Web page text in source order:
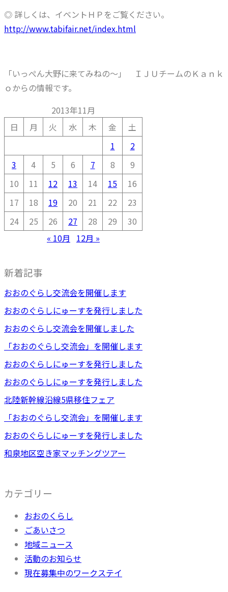
◎ 詳しくは、イベントＨＰをご覧ください。
http://www.tabifair.net/index.html
「いっぺん大野に来てみねの～」 ＩＪＵチームのＫａｎｋ
ｏからの情報です。
2013年11月
日
月 火 水 木 金
土
1
2
3
4 5 6 7 8
9
10
11 12 13 14 15
16
17
18 19 20 21 22
23
24
25 26 27 28 29
30
« 10月
12月 »
新着記事
おおのぐらし交流会を開催します
おおのぐらしにゅーすを発行しました
おおのぐらし交流会を開催しました
「おおのぐらし交流会」を開催します
おおのぐらしにゅーすを発行しました
おおのぐらしにゅーすを発行しました
北陸新幹線沿線5県移住フェア
「おおのぐらし交流会」を開催します
おおのぐらしにゅーすを発行しました
和泉地区空き家マッチングツアー
カテゴリー
おおのくらし
ごあいさつ
地域ニュース
活動のお知らせ
現在募集中のワークステイ